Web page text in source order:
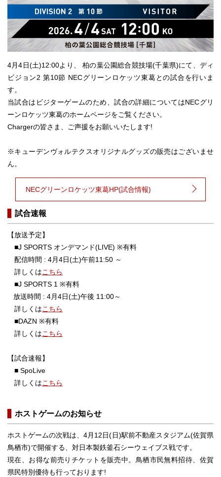
4月4日(土)12:00より、 柏の葉公園総合競技場(千葉県)にて、ディ
ビジョン2 第10節 NECグリーンロケッツ東葛との試合を行いま
す。
当試合はビジターゲームのため、試合の詳細についてはNECグリ
ーンロケッツ東葛のホームページをご覧ください。
Chargerの皆さま、ご声援をお願いいたします!
※キューデンヴォルテクスオリジナルグッズの販売はございませ
ん。
NECグリーンロケッツ東葛HP(試合情報)
試合速報
【放送予定】
■J SPORTS オンデマンド(LIVE) ※有料
配信時間 : 4月4日(土)午前11:50 ～
詳しくはこちら
■J SPORTS 1 ※有料
放送時間 : 4月4日(土)午後 11:00～
詳しくはこちら
■DAZN ※有料
詳しくはこちら
【試合速報】
■ SpoLive
詳しくはこちら
ホストゲームのお知らせ
ホストゲームの次戦は、4月12日(日)駅前不動産スタジアム(佐賀県
鳥栖市)で開催する、対日本製鉄釜石シーウェイブス戦です。
現在、お得な前売りチケットを販売中。鳥栖市民無料招待、佐賀
県民特別優待も行っております!